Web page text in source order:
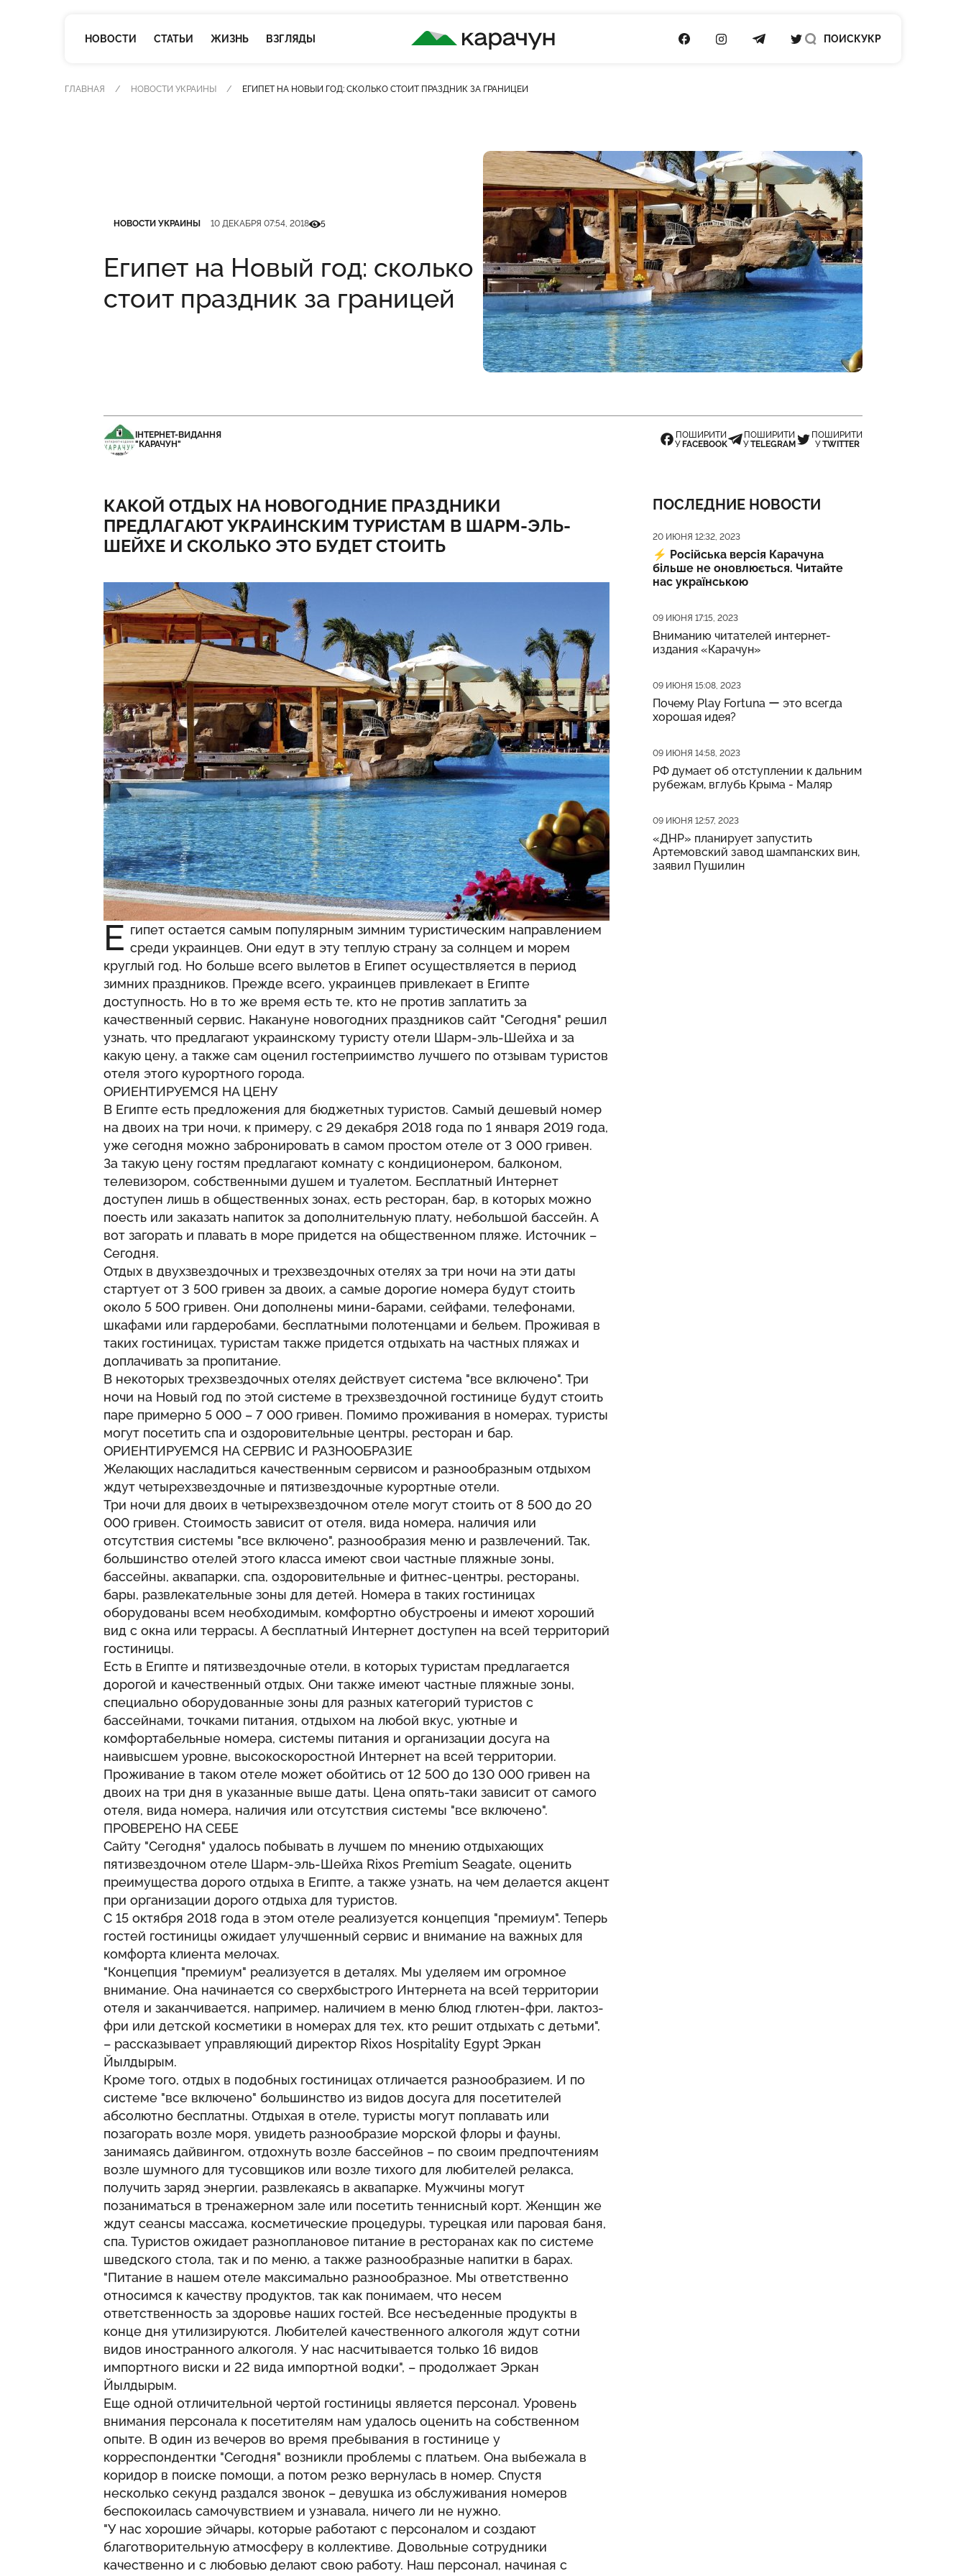
НОВОСТИ СТАТЬИ ЖИЗНЬ ВЗГЛЯДЫ
КАРАЧУН
ПОСИЛАННЯ НА FACEBOOK
ПОСИЛАННЯ НА INSTAGRAM
ПОСИЛАННЯ НА TELEGRAM
ПОСИЛАННЯ НА TWITTER
ПОИСКУКР
ГЛАВНАЯ НОВОСТИ УКРАИНЫ ЕГИПЕТ НА НОВЫЙ ГОД: СКОЛЬКО СТОИТ ПРАЗДНИК ЗА ГРАНИЦЕЙ
НОВОСТИ УКРАИНЫ 10 ДЕКАБРЯ 07:54, 2018Кількість переглядів
5
Египет на Новый год: сколько
стоит праздник за границей
ІНТЕРНЕТ-ВИДАННЯ
"КАРАЧУН"
ПОШИРИТИ
У FACEBOOK
ПОШИРИТИ
УTELEGRAM
ПОШИРИТИ
УTWITTER
КАКОЙ ОТДЫХ НА НОВОГОДНИЕ ПРАЗДНИКИ
ПРЕДЛАГАЮТ УКРАИНСКИМ ТУРИСТАМ В ШАРМ-ЭЛЬ-
ШЕЙХЕ И СКОЛЬКО ЭТО БУДЕТ СТОИТЬ
Е гипет остается самым популярным зимним туристическим направлением
среди украинцев. Они едут в эту теплую страну за солнцем и морем
круглый год. Но больше всего вылетов в Египет осуществляется в период
зимних праздников. Прежде всего, украинцев привлекает в Египте
доступность. Но в то же время есть те, кто не против заплатить за
качественный сервис. Накануне новогодних праздников сайт "Сегодня" решил
узнать, что предлагают украинскому туристу отели Шарм-эль-Шейха и за
какую цену, а также сам оценил гостеприимство лучшего по отзывам туристов
отеля этого курортного города.
ОРИЕНТИРУЕМСЯ НА ЦЕНУ
В Египте есть предложения для бюджетных туристов. Самый дешевый номер
на двоих на три ночи, к примеру, с 29 декабря 2018 года по 1 января 2019 года,
уже сегодня можно забронировать в самом простом отеле от 3 000 гривен.
За такую цену гостям предлагают комнату с кондиционером, балконом,
телевизором, собственными душем и туалетом. Бесплатный Интернет
доступен лишь в общественных зонах, есть ресторан, бар, в которых можно
поесть или заказать напиток за дополнительную плату, небольшой бассейн. А
вот загорать и плавать в море придется на общественном пляже. Источник –
Сегодня.
Отдых в двухзвездочных и трехзвездочных отелях за три ночи на эти даты
стартует от 3 500 гривен за двоих, а самые дорогие номера будут стоить
около 5 500 гривен. Они дополнены мини-барами, сейфами, телефонами,
шкафами или гардеробами, бесплатными полотенцами и бельем. Проживая в
таких гостиницах, туристам также придется отдыхать на частных пляжах и
доплачивать за пропитание.
В некоторых трехзвездочных отелях действует система "все включено". Три
ночи на Новый год по этой системе в трехзвездочной гостинице будут стоить
паре примерно 5 000 – 7 000 гривен. Помимо проживания в номерах, туристы
могут посетить спа и оздоровительные центры, ресторан и бар.
ОРИЕНТИРУЕМСЯ НА СЕРВИС И РАЗНООБРАЗИЕ
Желающих насладиться качественным сервисом и разнообразным отдыхом
ждут четырехзвездочные и пятизвездочные курортные отели.
Три ночи для двоих в четырехзвездочном отеле могут стоить от 8 500 до 20
000 гривен. Стоимость зависит от отеля, вида номера, наличия или
отсутствия системы "все включено", разнообразия меню и развлечений. Так,
большинство отелей этого класса имеют свои частные пляжные зоны,
бассейны, аквапарки, спа, оздоровительные и фитнес-центры, рестораны,
бары, развлекательные зоны для детей. Номера в таких гостиницах
оборудованы всем необходимым, комфортно обустроены и имеют хороший
вид с окна или террасы. А бесплатный Интернет доступен на всей территорий
гостиницы.
Есть в Египте и пятизвездочные отели, в которых туристам предлагается
дорогой и качественный отдых. Они также имеют частные пляжные зоны,
специально оборудованные зоны для разных категорий туристов с
бассейнами, точками питания, отдыхом на любой вкус, уютные и
комфортабельные номера, системы питания и организации досуга на
наивысшем уровне, высокоскоростной Интернет на всей территории.
Проживание в таком отеле может обойтись от 12 500 до 130 000 гривен на
двоих на три дня в указанные выше даты. Цена опять-таки зависит от самого
отеля, вида номера, наличия или отсутствия системы "все включено".
ПРОВЕРЕНО НА СЕБЕ
Сайту "Сегодня" удалось побывать в лучшем по мнению отдыхающих
пятизвездочном отеле Шарм-эль-Шейха Rixos Premium Seagate, оценить
преимущества дорого отдыха в Египте, а также узнать, на чем делается акцент
при организации дорого отдыха для туристов.
С 15 октября 2018 года в этом отеле реализуется концепция "премиум". Теперь
гостей гостиницы ожидает улучшенный сервис и внимание на важных для
комфорта клиента мелочах.
"Концепция "премиум" реализуется в деталях. Мы уделяем им огромное
внимание. Она начинается со сверхбыстрого Интернета на всей территории
отеля и заканчивается, например, наличием в меню блюд глютен-фри, лактоз-
фри или детской косметики в номерах для тех, кто решит отдыхать с детьми",
– рассказывает управляющий директор Rixos Hospitality Egypt Эркан
Йылдырым.
Кроме того, отдых в подобных гостиницах отличается разнообразием. И по
системе "все включено" большинство из видов досуга для посетителей
абсолютно бесплатны. Отдыхая в отеле, туристы могут поплавать или
позагорать возле моря, увидеть разнообразие морской флоры и фауны,
занимаясь дайвингом, отдохнуть возле бассейнов – по своим предпочтениям
возле шумного для тусовщиков или возле тихого для любителей релакса,
получить заряд энергии, развлекаясь в аквапарке. Мужчины могут
позаниматься в тренажерном зале или посетить теннисный корт. Женщин же
ждут сеансы массажа, косметические процедуры, турецкая или паровая баня,
спа. Туристов ожидает разноплановое питание в ресторанах как по системе
шведского стола, так и по меню, а также разнообразные напитки в барах.
"Питание в нашем отеле максимально разнообразное. Мы ответственно
относимся к качеству продуктов, так как понимаем, что несем
ответственность за здоровье наших гостей. Все несъеденные продукты в
конце дня утилизируются. Любителей качественного алкоголя ждут сотни
видов иностранного алкоголя. У нас насчитывается только 16 видов
импортного виски и 22 вида импортной водки", – продолжает Эркан
Йылдырым.
Еще одной отличительной чертой гостиницы является персонал. Уровень
внимания персонала к посетителям нам удалось оценить на собственном
опыте. В один из вечеров во время пребывания в гостинице у
корреспондентки "Сегодня" возникли проблемы с платьем. Она выбежала в
коридор в поиске помощи, а потом резко вернулась в номер. Спустя
несколько секунд раздался звонок – девушка из обслуживания номеров
беспокоилась самочувствием и узнавала, ничего ли не нужно.
"У нас хорошие эйчары, которые работают с персоналом и создают
благотворительную атмосферу в коллективе. Довольные сотрудники
качественно и с любовью делают свою работу. Наш персонал, начиная с
ПОСЛЕДНИЕ НОВОСТИ
Дата публикации
20 ИЮНЯ 12:32, 2023
⚡️ Російська версія Карачуна
більше не оновлюється. Читайте
нас українською
Дата публикации
09 ИЮНЯ 17:15, 2023
Вниманию читателей интернет-
издания «Карачун»
Дата публикации
09 ИЮНЯ 15:08, 2023
Почему Play Fortuna ー это всегда
хорошая идея?
Дата публикации
09 ИЮНЯ 14:58, 2023
РФ думает об отступлении к дальним
рубежам, вглубь Крыма - Маляр
Дата публикации
09 ИЮНЯ 12:57, 2023
«ДНР» планирует запустить
Артемовский завод шампанских вин,
заявил Пушилин